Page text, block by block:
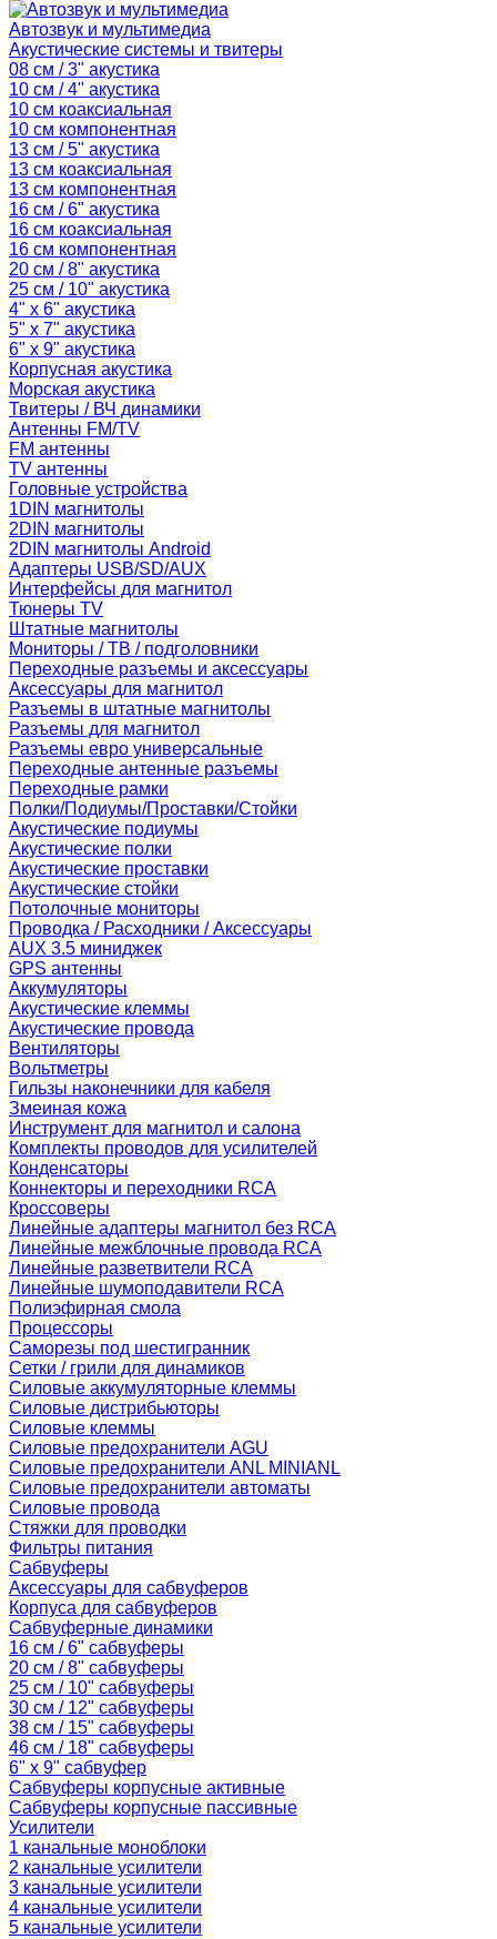
Автозвук и мультимедиа
Акустические системы и твитеры
08 см / 3" акустика
10 см / 4" акустика
10 см коаксиальная
10 см компонентная
13 см / 5" акустика
13 см коаксиальная
13 см компонентная
16 см / 6" акустика
16 см коаксиальная
16 см компонентная
20 см / 8" акустика
25 см / 10" акустика
4" x 6" акустика
5" x 7" акустика
6" x 9" акустика
Корпусная акустика
Морская акустика
Твитеры / ВЧ динамики
Антенны FM/TV
FM антенны
TV антенны
Головные устройства
1DIN магнитолы
2DIN магнитолы
2DIN магнитолы Android
Адаптеры USB/SD/AUX
Интерфейсы для магнитол
Тюнеры TV
Штатные магнитолы
Мониторы / ТВ / подголовники
Переходные разъемы и аксессуары
Аксессуары для магнитол
Разъемы в штатные магнитолы
Разъемы для магнитол
Разъемы евро универсальные
Переходные антенные разъемы
Переходные рамки
Полки/Подиумы/Проставки/Стойки
Акустические подиумы
Акустические полки
Акустические проставки
Акустические стойки
Потолочные мониторы
Проводка / Расходники / Аксессуары
AUX 3.5 миниджек
GPS антенны
Аккумуляторы
Акустические клеммы
Акустические провода
Вентиляторы
Вольтметры
Гильзы наконечники для кабеля
Змеиная кожа
Инструмент для магнитол и салона
Комплекты проводов для усилителей
Конденсаторы
Коннекторы и переходники RCA
Кроссоверы
Линейные адаптеры магнитол без RCA
Линейные межблочные провода RCA
Линейные разветвители RCA
Линейные шумоподавители RCA
Полиэфирная смола
Процессоры
Саморезы под шестигранник
Сетки / грили для динамиков
Силовые аккумуляторные клеммы
Силовые дистрибьюторы
Силовые клеммы
Силовые предохранители AGU
Силовые предохранители ANL MINIANL
Силовые предохранители автоматы
Силовые провода
Стяжки для проводки
Фильтры питания
Сабвуферы
Аксессуары для сабвуферов
Корпуса для сабвуферов
Сабвуферные динамики
16 см / 6" сабвуферы
20 см / 8" сабвуферы
25 см / 10" сабвуферы
30 см / 12" сабвуферы
38 см / 15" сабвуферы
46 см / 18" сабвуферы
6" x 9" сабвуфер
Сабвуферы корпусные активные
Сабвуферы корпусные пассивные
Усилители
1 канальные моноблоки
2 канальные усилители
3 канальные усилители
4 канальные усилители
5 канальные усилители